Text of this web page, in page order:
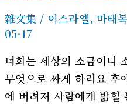
雜文集 / 이스라엘, 마태
05-17
너희는 세상의 소금이니
무엇으로 짜게 하리요 후
에 버려져 사람에게 밟힐